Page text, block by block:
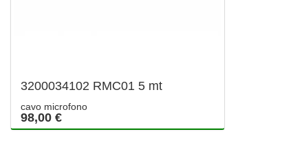
3200034102 RMC01 5 mt
cavo microfono
98,00 €